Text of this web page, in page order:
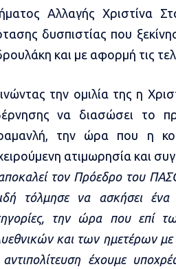
Αλλαγής Χριστίνα
δυσπιστίας που
και με αφορμή τις
την ομιλία της η
να διασώσει το
την ώρα που η
ατιμωρησία και
τον Πρόεδρο του
τόλμησε να ασκήσει ένα
την ώρα που επί
και των ημετέρων με
έχουμε